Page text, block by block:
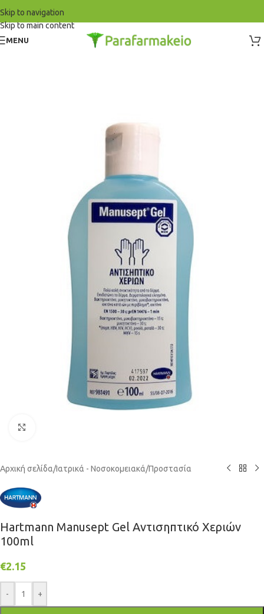
Skip to navigation
Skip to main content
MENU
Αρχική σελίδα/Ιατρικά - Νοσοκομειακά/Προστασία
Hartmann Manusept Gel Αντισηπτικό Χεριών
100ml
€2.15
- +